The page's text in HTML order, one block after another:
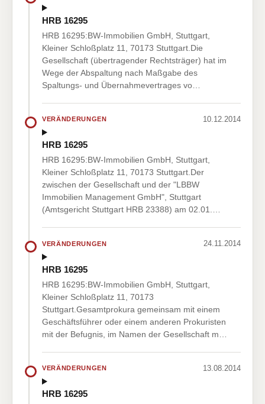
HRB 16295
HRB 16295:BW-Immobilien GmbH, Stuttgart,
Kleiner Schloßplatz 11, 70173 Stuttgart.Die
Gesellschaft (übertragender Rechtsträger) hat im
Wege der Abspaltung nach Maßgabe des
Spaltungs- und Übernahmevertrages vo…
VERÄNDERUNGEN 10.12.2014
HRB 16295
HRB 16295:BW-Immobilien GmbH, Stuttgart,
Kleiner Schloßplatz 11, 70173 Stuttgart.Der
zwischen der Gesellschaft und der "LBBW
Immobilien Management GmbH", Stuttgart
(Amtsgericht Stuttgart HRB 23388) am 02.01.…
VERÄNDERUNGEN 24.11.2014
HRB 16295
HRB 16295:BW-Immobilien GmbH, Stuttgart,
Kleiner Schloßplatz 11, 70173
Stuttgart.Gesamtprokura gemeinsam mit einem
Geschäftsführer oder einem anderen Prokuristen
mit der Befugnis, im Namen der Gesellschaft m…
VERÄNDERUNGEN 13.08.2014
HRB 16295